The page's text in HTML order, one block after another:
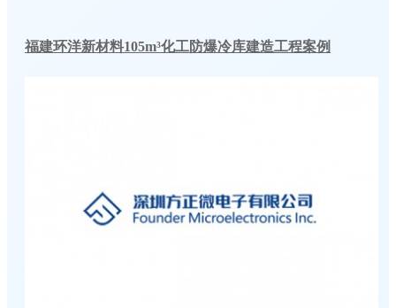
福建环洋新材料105m³化工防爆冷库建造工程案例